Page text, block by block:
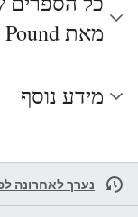
מאת Ezra Pound
מידע נוסף
נערך לאחרונה לפני 13